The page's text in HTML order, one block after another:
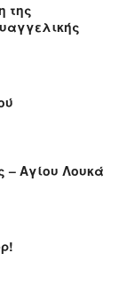
της
– Αγίου Λουκά